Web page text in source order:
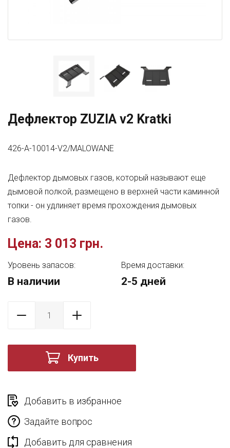
Дефлектор ZUZIA v2 Kratki
426-A-10014-V2/MALOWANE
Дефлектор дымовых газов, который называют еще
дымовой полкой, размещено в верхней части каминной
топки - он удлиняет время прохождения дымовых
газов.
Цена: 3 013 грн.
Уровень запасов:
В наличии
Время доставки:
2-5 дней
Купить
Добавить в избранное
Задайте вопрос
Добавить для сравнения